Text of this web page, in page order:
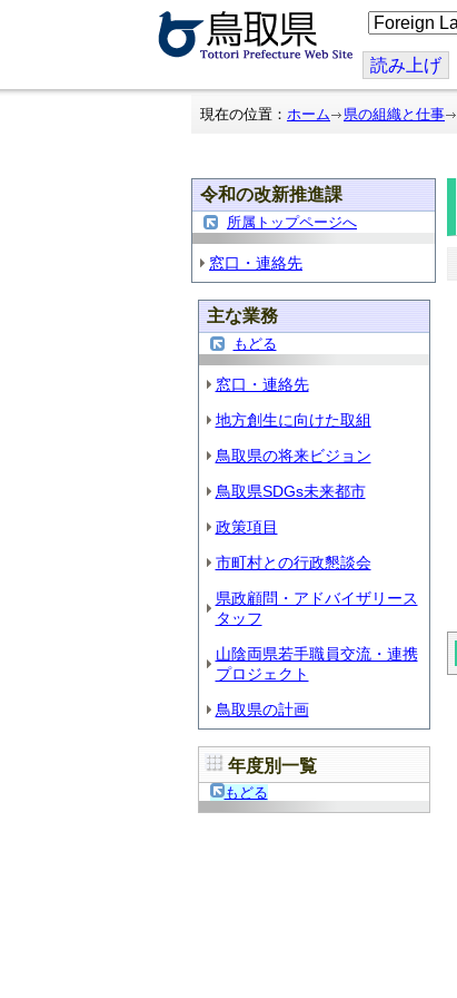
こ
の
ジ
を
翻
読み上げ
現在の位置： ホーム 県の組織と仕事
令和の改新推進課
所属トップページへ
窓口・連絡先
主な業務
もどる
窓口・連絡先
地方創生に向けた取組
鳥取県の将来ビジョン
鳥取県SDGs未来都市
政策項目
市町村との行政懇談会
県政顧問・アドバイザリース
タッフ
山陰両県若手職員交流・連携
プロジェクト
鳥取県の計画
年度別一覧
もどる